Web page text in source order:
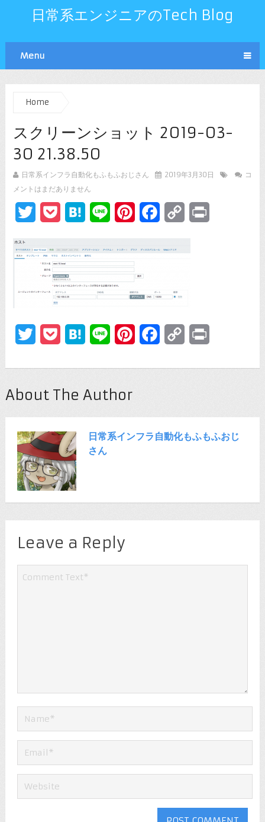
日常系エンジニアのTech Blog
Menu
Home
スクリーンショット 2019-03-
30 21.38.50
日常系インフラ自動化もふもふおじさん 2019年3月30日
コ
メントはまだありません
TwitterPocketHatenaLine PinterestFacebook
Copy
TwitterPocketHatenaLine PinterestFacebook
Copy
About The Author
日常系インフラ自動化もふもふおじ
さん
Leave a Reply